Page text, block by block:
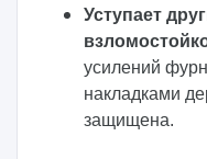
Уступает
усилений
накладками
защищена.